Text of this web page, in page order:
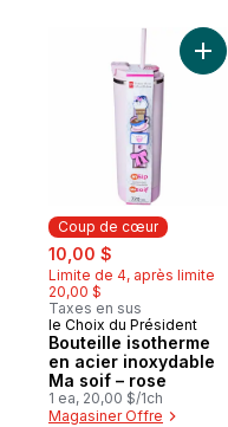
Coup de cœur
sale:
10,00 $
Limite de 4, après limite
20,00 $
Taxes en sus
Coup de cœur
le Choix du Président
Bouteille isotherme
en acier inoxydable
Ma soif – rose
1 ea, 20,00 $/1ch
Magasiner Offre